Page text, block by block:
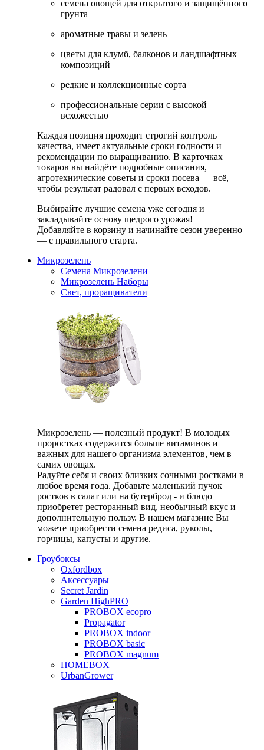
семена овощей для открытого и защищённого
грунта
ароматные травы и зелень
цветы для клумб, балконов и ландшафтных
композиций
редкие и коллекционные сорта
профессиональные серии с высокой
всхожестью
Каждая позиция проходит строгий контроль
качества, имеет актуальные сроки годности и
рекомендации по выращиванию. В карточках
товаров вы найдёте подробные описания,
агротехнические советы и сроки посева — всё,
чтобы результат радовал с первых всходов.
Выбирайте лучшие семена уже сегодня и
закладывайте основу щедрого урожая!
Добавляйте в корзину и начинайте сезон уверенно
— с правильного старта.
Микрозелень
Семена Микрозелени
Микрозелень Наборы
Свет, проращиватели
Микрозелень — полезный продукт! В молодых
проростках содержится больше витаминов и
важных для нашего организма элементов, чем в
самих овощах.
Радуйте себя и своих близких сочными ростками в
любое время года. Добавьте маленький пучок
ростков в салат или на бутерброд - и блюдо
приобретет ресторанный вид, необычный вкус и
дополнительную пользу. В нашем магазине Вы
можете приобрести семена редиса, руколы,
горчицы, капусты и другие.
Гроубоксы
Oxfordbox
Аксессуары
Secret Jardin
Garden HighPRO
PROBOX ecopro
Propagator
PROBOX indoor
PROBOX basic
PROBOX magnum
HOMEBOX
UrbanGrower